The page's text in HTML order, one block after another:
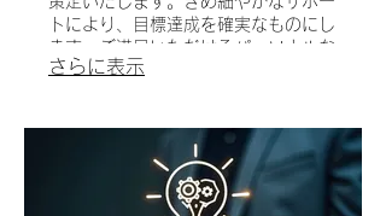
トにより、目標達成を確実なものにし
ます。ご満足いただけるパーソナルな
プランニングをご提供します。
さらに表示